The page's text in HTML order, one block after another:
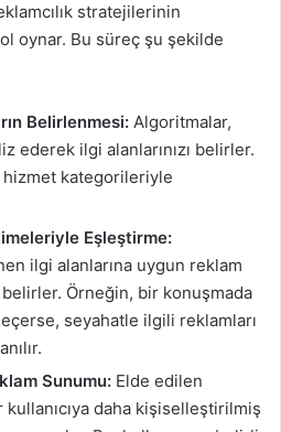
stratejilerinin
oynar. Bu süreç şu şekilde
Belirlenmesi: Algoritmalar,
ederek ilgi alanlarınızı belirler.
kategorileriyle
Eşleştirme:
ilgi alanlarına uygun reklam
Örneğin, bir konuşmada
seyahatle ilgili reklamları
Sunumu: Elde edilen
daha kişiselleştirilmiş